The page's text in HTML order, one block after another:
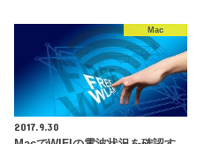
Mac
2017.9.30